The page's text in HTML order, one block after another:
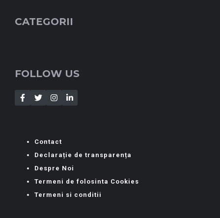
CATEGORII
FOLLOW US
Contact
Declarație de transparența
Despre Noi
Termeni de folosinta Cookies
Termeni si conditii